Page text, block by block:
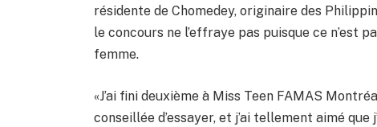
résidente de Chomedey, originaire des
le concours ne l’effraye pas puisque ce n’est
femme.
«J’ai fini deuxième à Miss Teen FAMAS
conseillée d’essayer, et j’ai tellement aimé que